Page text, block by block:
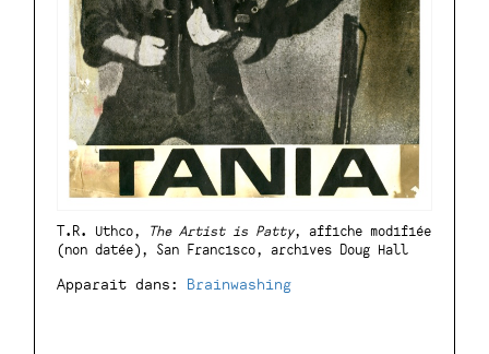
T.R. Uthco, The Artist is Patty, affiche modifiée
(non datée), San Francisco, archives Doug Hall
Apparait dans: Brainwashing